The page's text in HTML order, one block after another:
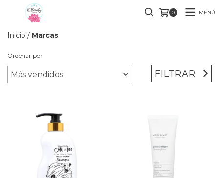
0 MENÚ
Inicio / Marcas
Ordenar por
FILTRAR